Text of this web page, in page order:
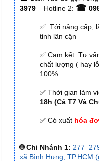
3979 – Hotline 2: ☎
✅ Tới nâng cấp,
tỉnh lân cận
✅ Cam kết: Tư
chất lượng ( hay
100%.
✅ Thời gian làm
18h (Cả T7 Và
✅ Có xuất hóa
🌐 Chi Nhánh 1:
xã Bình Hưng, TP.HCM